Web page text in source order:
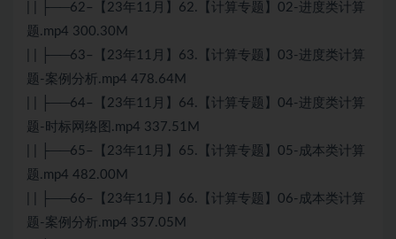
| | ├──62–【23年11月】62.【计算专题】02-进度类计算
题.mp4 300.30M
| | ├──63–【23年11月】63.【计算专题】03-进度类计算
题-案例分析.mp4 478.64M
| | ├──64–【23年11月】64.【计算专题】04-进度类计算
题-时标网络图.mp4 337.51M
| | ├──65–【23年11月】65.【计算专题】05-成本类计算
题.mp4 482.00M
| | ├──66–【23年11月】66.【计算专题】06-成本类计算
题-案例分析.mp4 357.05M